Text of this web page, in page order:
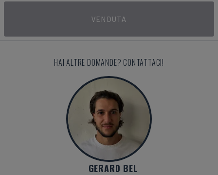
VENDUTA
HAI ALTRE DOMANDE? CONTATTACI!
GERARD BEL